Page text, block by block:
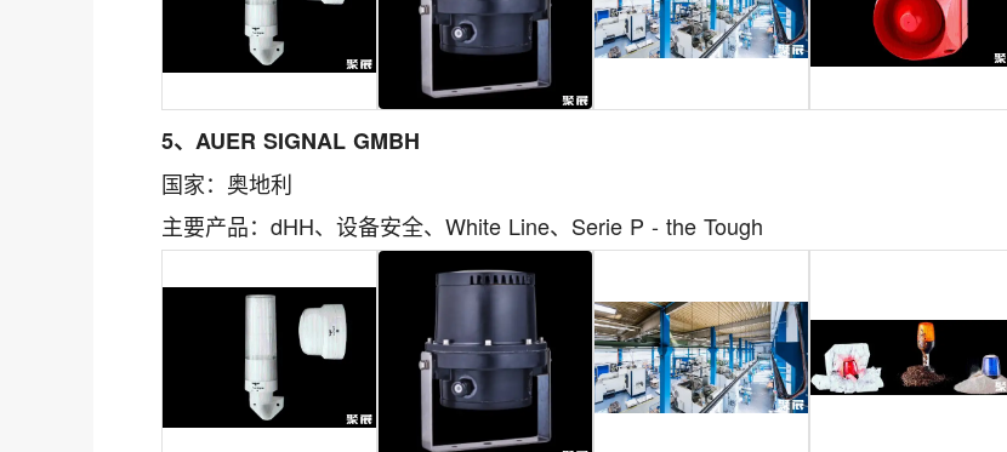
5、AUER SIGNAL GMBH
国家：奥地利
主要产品：dHH、设备安全、White Line、Serie P - the Tough